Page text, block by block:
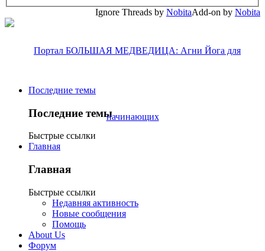
Add-on by Nobita
Ignore Threads by Nobita
Последние темы
Последние темы
Быстрые ссылки
Главная
Главная
Быстрые ссылки
Недавняя активность
Новые сообщения
Помощь
About Us
Форум